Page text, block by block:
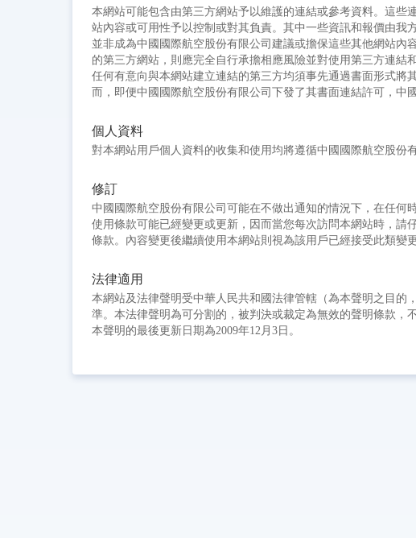
本網站可能包含由第三方網站予以維護的連結或參考資料。這
站內容或可用性予以控制或對其負責。其中一些資訊和報價由
並非成為中國國際航空股份有限公司建議或擔保這些其他網站
的第三方網站，則應完全自行承擔相應風險並對使用第三方連結
任何有意向與本網站建立連結的第三方均須事先通過書面形式
而，即便中國國際航空股份有限公司下發了其書面連結許可，中
個人資料
對本網站用戶個人資料的收集和使用均將遵循中國國際航空股份
修訂
中國國際航空股份有限公司可能在不做出通知的情況下，在任
使用條款可能已經變更或更新，因而當您每次訪問本網站時，
條款。內容變更後繼續使用本網站則視為該用戶已經接受此類變
法律適用
本網站及法律聲明受中華人民共和國法律管轄（為本聲明之目
準。本法律聲明為可分割的，被判決或裁定為無效的聲明條款，
本聲明的最後更新日期為2009年12月3日。